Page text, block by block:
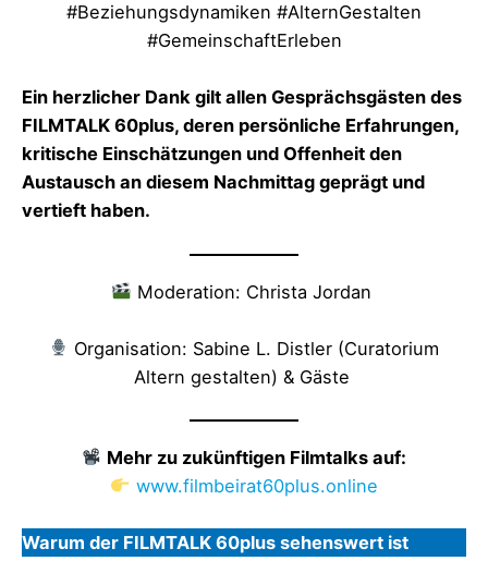
#Beziehungsdynamiken #AlternGestalten
#GemeinschaftErleben
Ein herzlicher Dank gilt allen Gesprächsgästen des
FILMTALK 60plus, deren persönliche Erfahrungen,
kritische Einschätzungen und Offenheit den
Austausch an diesem Nachmittag geprägt und
vertieft haben.
Moderation: Christa Jordan
Organisation: Sabine L. Distler (Curatorium
Altern gestalten) & Gäste
Mehr zu zukünftigen Filmtalks auf:
www.filmbeirat60plus.online
Warum der FILMTALK 60plus sehenswert ist